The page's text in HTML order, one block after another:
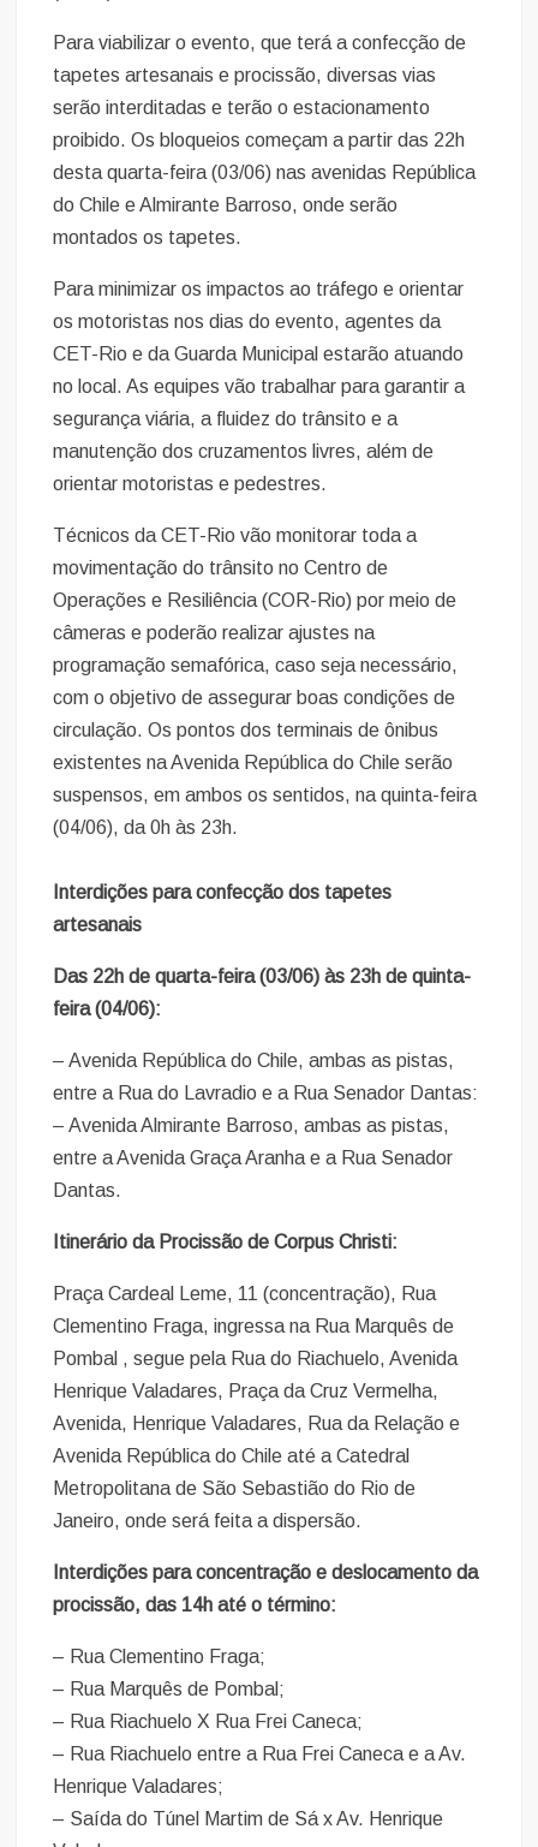
Para viabilizar o evento, que terá a confecção de
tapetes artesanais e procissão, diversas vias
serão interditadas e terão o estacionamento
proibido. Os bloqueios começam a partir das 22h
desta quarta-feira (03/06) nas avenidas República
do Chile e Almirante Barroso, onde serão
montados os tapetes.
Para minimizar os impactos ao tráfego e orientar
os motoristas nos dias do evento, agentes da
CET-Rio e da Guarda Municipal estarão atuando
no local. As equipes vão trabalhar para garantir a
segurança viária, a fluidez do trânsito e a
manutenção dos cruzamentos livres, além de
orientar motoristas e pedestres.
Técnicos da CET-Rio vão monitorar toda a
movimentação do trânsito no Centro de
Operações e Resiliência (COR-Rio) por meio de
câmeras e poderão realizar ajustes na
programação semafórica, caso seja necessário,
com o objetivo de assegurar boas condições de
circulação. Os pontos dos terminais de ônibus
existentes na Avenida República do Chile serão
suspensos, em ambos os sentidos, na quinta-feira
(04/06), da 0h às 23h.
Interdições para confecção dos tapetes
artesanais
Das 22h de quarta-feira (03/06) às 23h de quinta-
feira (04/06):
– Avenida República do Chile, ambas as pistas,
entre a Rua do Lavradio e a Rua Senador Dantas:
– Avenida Almirante Barroso, ambas as pistas,
entre a Avenida Graça Aranha e a Rua Senador
Dantas.
Itinerário da Procissão de Corpus Christi:
Praça Cardeal Leme, 11 (concentração), Rua
Clementino Fraga, ingressa na Rua Marquês de
Pombal , segue pela Rua do Riachuelo, Avenida
Henrique Valadares, Praça da Cruz Vermelha,
Avenida, Henrique Valadares, Rua da Relação e
Avenida República do Chile até a Catedral
Metropolitana de São Sebastião do Rio de
Janeiro, onde será feita a dispersão.
Interdições para concentração e deslocamento da
procissão, das 14h até o término:
– Rua Clementino Fraga;
– Rua Marquês de Pombal;
– Rua Riachuelo X Rua Frei Caneca;
– Rua Riachuelo entre a Rua Frei Caneca e a Av.
Henrique Valadares;
– Saída do Túnel Martim de Sá x Av. Henrique